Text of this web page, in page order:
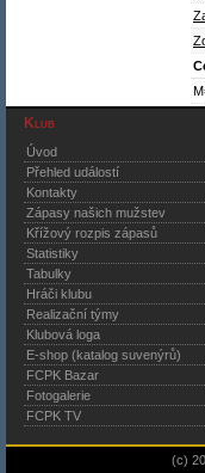
Klub
Úvod
Přehled událostí
Kontakty
Zápasy našich mužstev
Křížový rozpis zápasů
Statistiky
Tabulky
Hráči klubu
Realizační týmy
Klubová loga
E-shop (katalog suvenýrů)
FCPK Bazar
Fotogalerie
FCPK TV
(c)